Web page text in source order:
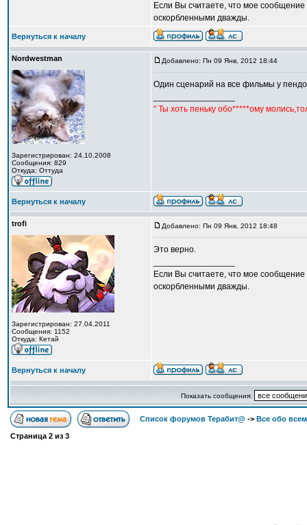
Если Вы считаете, что мое сообщение
оскорбленными дважды.
Вернуться к началу
Nordwestman
Зарегистрирован: 24.10.2008
Сообщения: 829
Откуда: Оттуда
Добавлено: Пн 09 Янв, 2012 18:44
Один сценарий на все фильмы у
" Ты хоть пеньку обо*****ому
Вернуться к началу
trofi
Зарегистрирован: 27.04.2011
Сообщения: 1152
Откуда: Кетай
Добавлено: Пн 09 Янв, 2012 18:48
Это верно.
Если Вы считаете, что мое сообщение
оскорбленными дважды.
Вернуться к началу
Показать сообщения:
Список форумов Терабит@ -> Все обо всем
Страница 2 из 3